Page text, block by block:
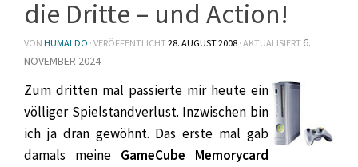
die Dritte – und Action!
VON HUMALDO · VERÖFFENTLICHT28. AUGUST 2008 · AKTUALISIERT 6.
NOVEMBER 2024
Zum dritten mal passierte mir heute ein
völliger Spielstandverlust. Inzwischen bin
ich ja dran gewöhnt. Das erste mal gab
damals meine GameCube Memorycard